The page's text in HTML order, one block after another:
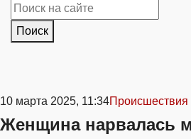
Поиск
10 марта 2025, 11:34Происшествия
Женщина нарвалась